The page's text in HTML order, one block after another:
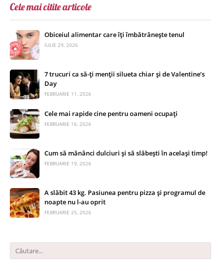
Cele mai citite articole
Obiceiul alimentar care îți îmbătrânește tenul
IULIE 29, 2026
7 trucuri ca să-ți menții silueta chiar și de Valentine’s
Day
FEBRUARIE 11, 2026
Cele mai rapide cine pentru oameni ocupați
FEBRUARIE 16, 2026
Cum să mănânci dulciuri și să slăbești în același timp!
FEBRUARIE 19, 2026
A slăbit 43 kg. Pasiunea pentru pizza și programul de
noapte nu l-au oprit
FEBRUARIE 25, 2026